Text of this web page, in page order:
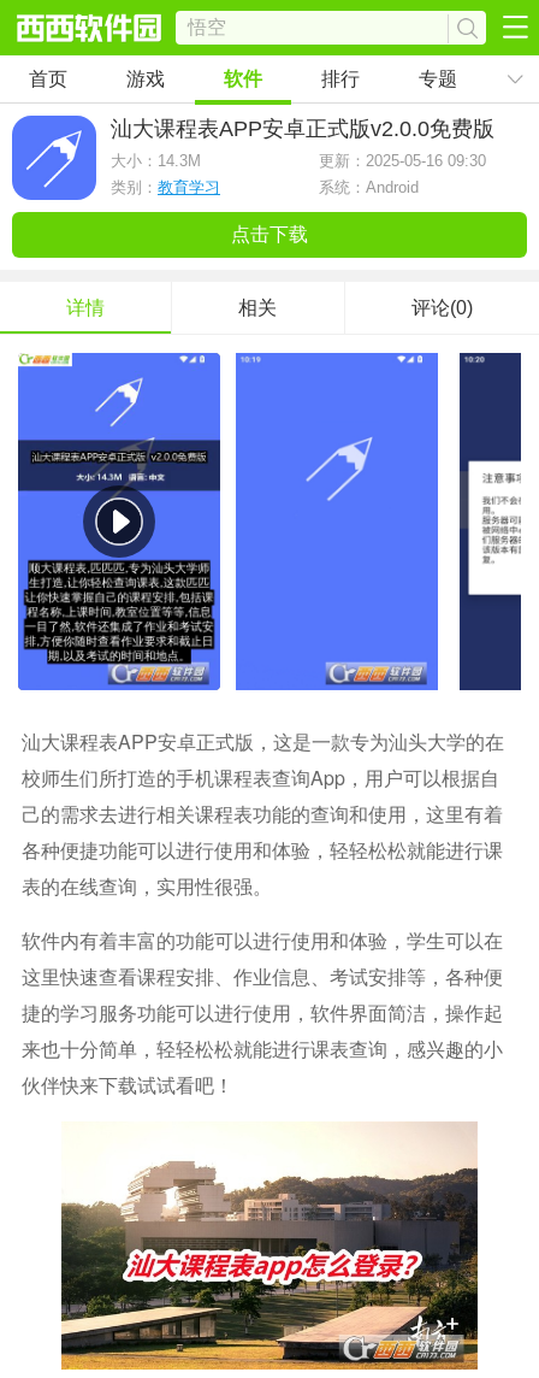
首页 游戏 软件 排行 专题
汕大课程表APP安卓正式版v2.0.0免费版
大小： 14.3M
更新：2025-05-16 09:30
类别： 教育学习 系统：Android
点击下载
详情 相关 评论(0)
汕大课程表APP安卓正式版，这是一款专为汕头大学的在
校师生们所打造的手机课程表查询app，用户可以根据自
己的需求去进行相关课程表功能的查询和使用，这里有着
各种便捷功能可以进行使用和体验，轻轻松松就能进行课
表的在线查询，实用性很强。
软件内有着丰富的功能可以进行使用和体验，学生可以在
这里快速查看课程安排、作业信息、考试安排等，各种便
捷的学习服务功能可以进行使用，软件界面简洁，操作起
来也十分简单，轻轻松松就能进行课表查询，感兴趣的小
伙伴快来下载试试看吧！